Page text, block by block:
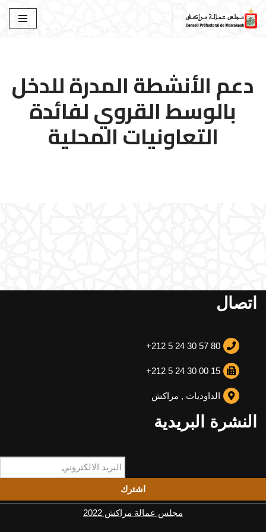
تخطى
دعم الأنشطة المدرة للدخل
بالوسط القروي لفائدة
التعاونيات المحلية
اتصال
+212 5 24 30 57 80
+212 5 24 30 00 15
الداوديات , مراكش
النشرة البريدية
اشترك
مجلس عمالة مراكش 2022